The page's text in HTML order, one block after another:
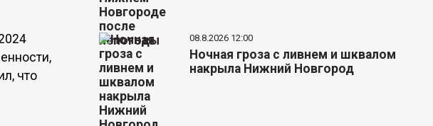
что
08.8.2026 12:00
Ночная гроза с ливнем и шквалом
накрыла Нижний Новгород